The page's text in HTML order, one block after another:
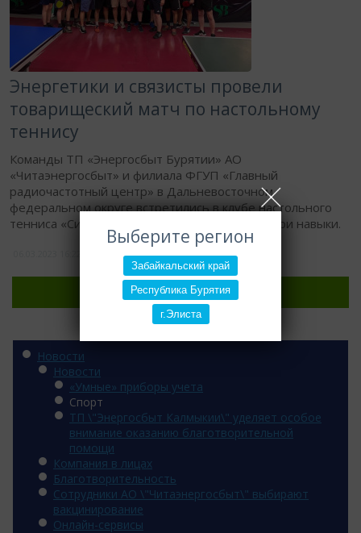
Выберите регион
Забайкальский край
Республика Бурятия
г.Элиста
Энергетики и связисты провели
товарищеский матч по настольному
теннису
Команды ТП «Энергосбыт Бурятии» АО
«Читаэнергосбыт» и филиала ФГУП «Главный
радиочастотный центр» в Дальневосточном
федеральном округе встретились в клубе настольного
тенниса «Сильвер-болл», чтобы проверить свои навыки.
Регион:
Категории
Новости
Новости
«Умные» приборы учета
Спорт
ТП \"Энергосбыт Калмыкии\" уделяет особое
внимание оказанию благотворительной
помощи
Компания в лицах
Благотворительность
Сотрудники АО \"Читаэнергосбыт\" выбирают
вакцинирование
Онлайн-сервисы